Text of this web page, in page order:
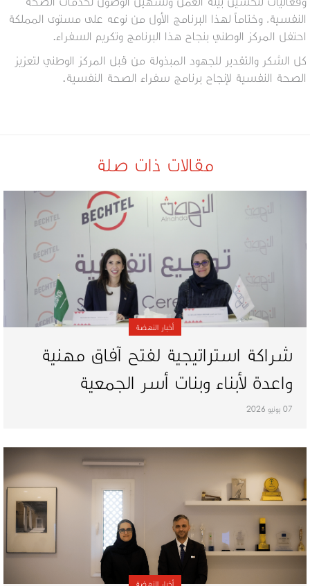
النفسية، وختاماً لهذا البرنامج الأول من نوعه على مستوى المملكة
احتفل المركز الوطني بنجاح هذا البرنامج وتكريم السفراء.
كل الشكر والتقدير للجهود المبذولة من قبل المركز الوطني لتعزيز
الصحة النفسية لإنجاح برنامج سفراء الصحة النفسية.
مقالات ذات صلة
أخبار النهضة
شراكة استراتيجية لفتح آفاق مهنية
واعدة لأبناء وبنات أسر الجمعية
07 يونيو 2026
أخبار النهضة